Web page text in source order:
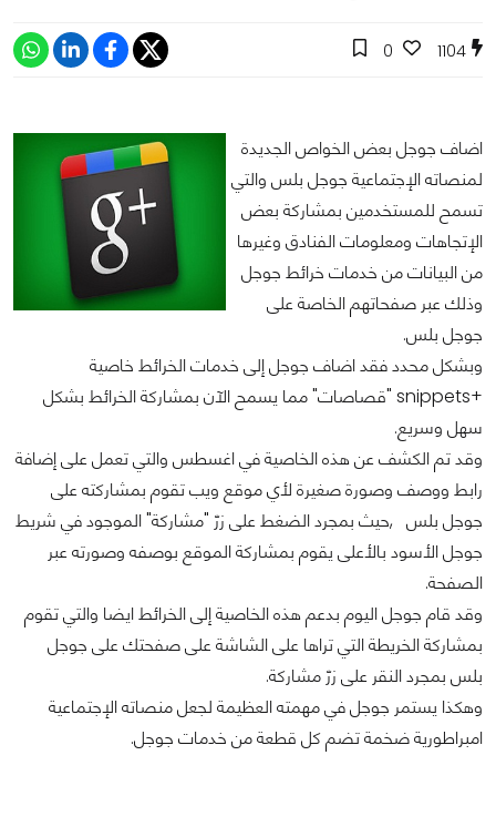
1104
0
اضاف جوجل بعض الخواص الجديدة
لمنصاته الإجتماعية جوجل بلس والتي
تسمح للمستخدمين بمشاركة بعض
الإتجاهات ومعلومات الفنادق وغيرها
من البيانات من خدمات خرائط جوجل
وذلك عبر صفحاتهم الخاصة على
جوجل بلس.
وبشكل محدد فقد اضاف جوجل إلى خدمات الخرائط خاصية
+snippets "قصاصات" مما يسمح الآن بمشاركة الخرائط بشكل
سهل وسريع.
وقد تم الكشف عن هذه الخاصية في اغسطس والتي تعمل على إضافة
رابط ووصف وصورة صغيرة لأي موقع ويب تقوم بمشاركته على
جوجل بلس ,حيث بمجرد الضغط على زرّ "مشاركة" الموجود في شريط
جوجل الأسود بالأعلى يقوم بمشاركة الموقع بوصفه وصورته عبر
الصفحة.
وقد قام جوجل اليوم بدعم هذه الخاصية إلى الخرائط ايضا والتي تقوم
بمشاركة الخريطة التي تراها على الشاشة على صفحتك على جوجل
بلس بمجرد النقر على زرّ مشاركة.
وهكذا يستمر جوجل في مهمته العظيمة لجعل منصاته الإجتماعية
امبراطورية ضخمة تضم كل قطعة من خدمات جوجل.